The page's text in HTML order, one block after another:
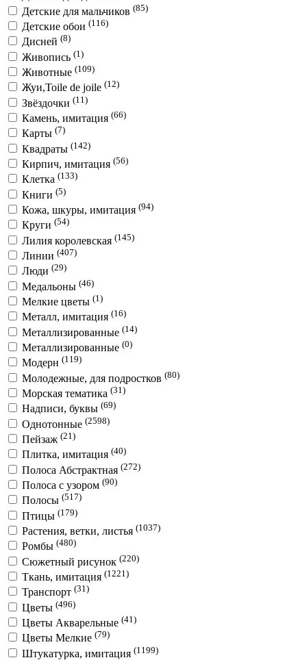
Детские для мальчиков (85)
Детские обои (116)
Дисней (8)
Живопись (1)
Животные (109)
Жуи,Toile de joile (12)
Звёздочки (11)
Камень, имитация (66)
Карты (7)
Квадраты (142)
Кирпич, имитация (56)
Клетка (133)
Книги (5)
Кожа, шкуры, имитация (94)
Круги (54)
Лилия королевская (145)
Линии (407)
Люди (29)
Медальоны (46)
Мелкие цветы (1)
Металл, имитация (16)
Металлизированные (14)
Металлизированные (0)
Модерн (119)
Молодежные, для подростков (80)
Морская тематика (31)
Надписи, буквы (69)
Однотонные (2598)
Пейзаж (21)
Плитка, имитация (40)
Полоса Абстрактная (272)
Полоса с узором (90)
Полосы (517)
Птицы (179)
Растения, ветки, листья (1037)
Ромбы (480)
Сюжетный рисунок (220)
Ткань, имитация (1221)
Транспорт (31)
Цветы (496)
Цветы Акварельные (41)
Цветы Мелкие (79)
Штукатурка, имитация (1199)